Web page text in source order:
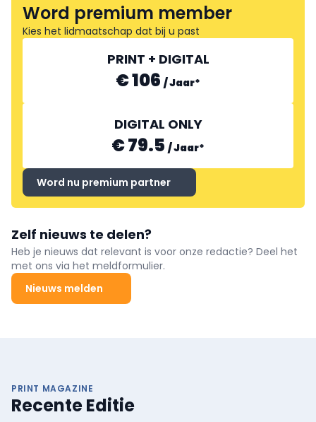
Word premium member
Kies het lidmaatschap dat bij u past
PRINT + DIGITAL
€ 106 /Jaar*
DIGITAL ONLY
€ 79.5 /Jaar*
Word nu premium partner
Zelf nieuws te delen?
Heb je nieuws dat relevant is voor onze redactie? Deel het
met ons via het meldformulier.
Nieuws melden
PRINT MAGAZINE
Recente Editie